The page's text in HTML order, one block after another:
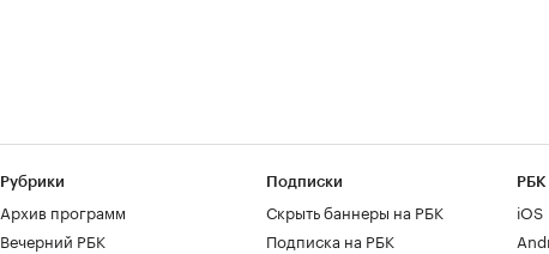
Рубрики
Архив программ
Вечерний РБК
Подписки
Скрыть баннеры на РБК
Подписка на РБК
РБК
iOS